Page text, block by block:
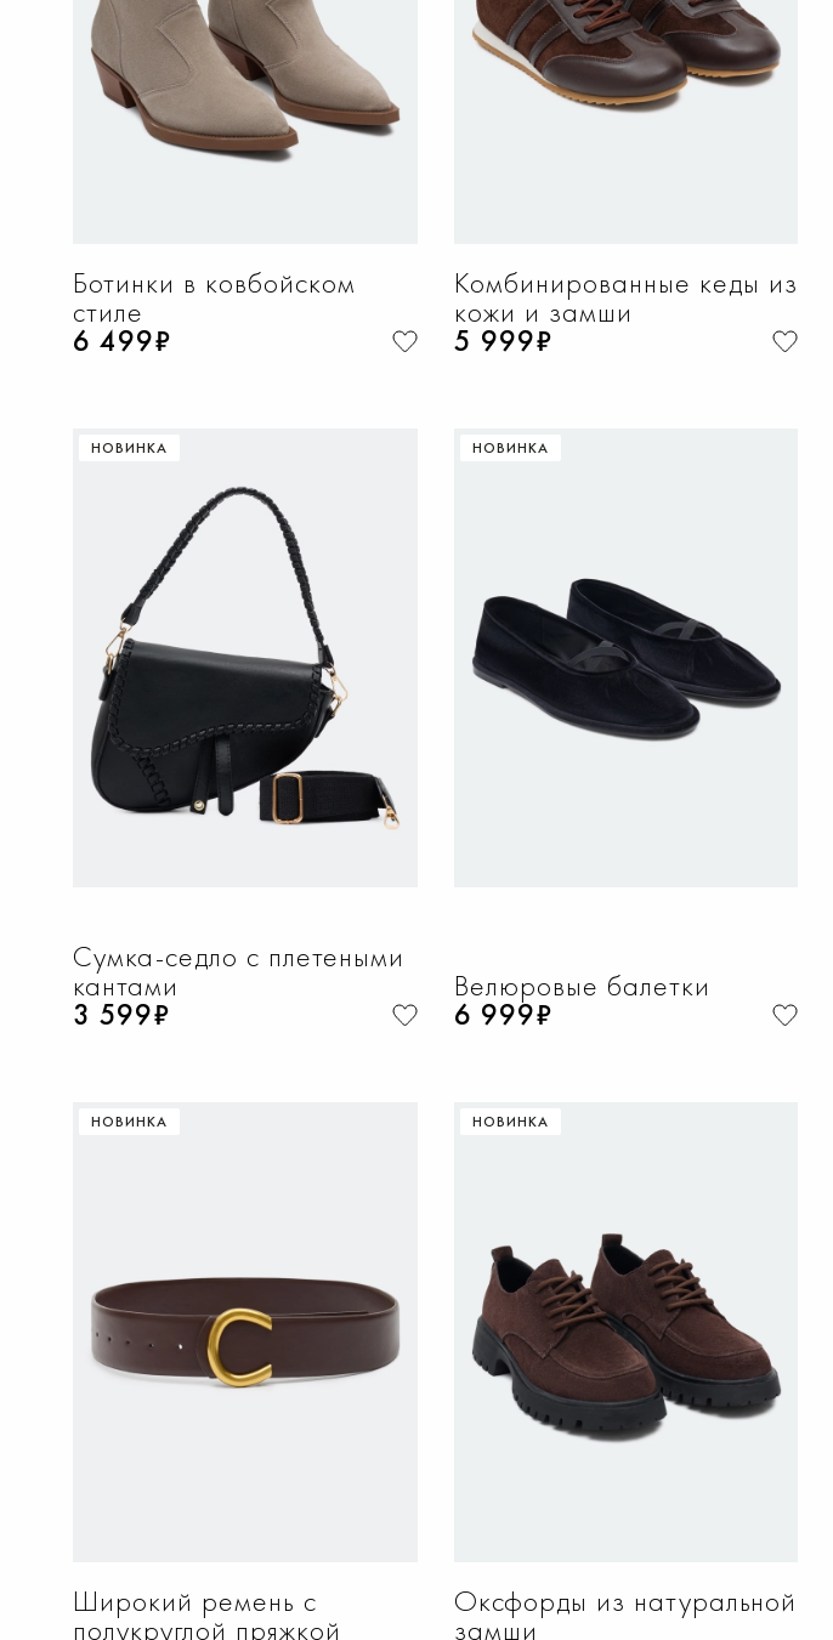
ДОБАВИТЬ В КОРЗИНУ
36
38 39
Ботинки в ковбойском
стиле
6 499₽
ДОБАВИТЬ В КОРЗИНУ
36
39 40
Комбинированные кеды из
кожи и замши
5 999₽
НОВИНКА
ДОБАВИТЬ В КОРЗИНУ
One
Сумка-седло с плетеными
кантами
3 599₽
НОВИНКА
ДОБАВИТЬ В КОРЗИНУ
36
37 38 39
Велюровые балетки
6 999₽
НОВИНКА
Широкий ремень с
полукруглой пряжкой
НОВИНКА
Оксфорды из натуральной
замши